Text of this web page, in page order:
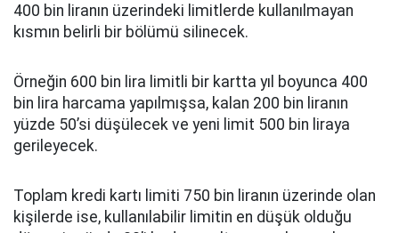
400 bin liranın üzerindeki limitlerde kullanılmayan
kısmın belirli bir bölümü silinecek.
Örneğin 600 bin lira limitli bir kartta yıl boyunca 400
bin lira harcama yapılmışsa, kalan 200 bin liranın
yüzde 50’si düşülecek ve yeni limit 500 bin liraya
gerileyecek.
Toplam kredi kartı limiti 750 bin liranın üzerinde olan
kişilerde ise, kullanılabilir limitin en düşük olduğu